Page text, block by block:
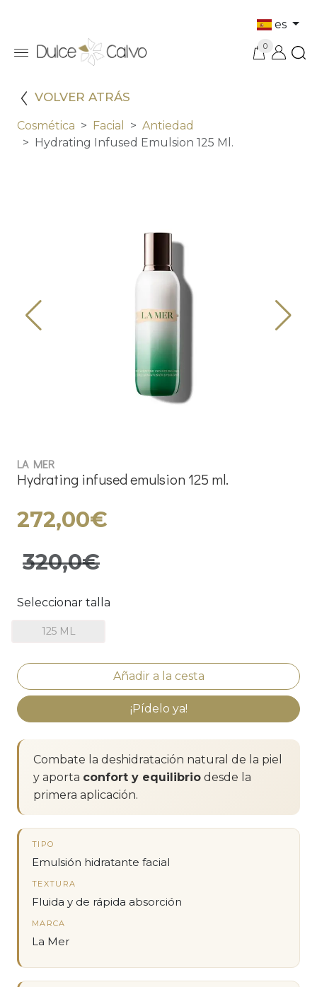
es
0
VOLVER ATRÁS
Cosmética Facial
Antiedad
Hydrating Infused Emulsion 125 Ml.
LA MER
Hydrating infused emulsion 125 ml.
272,00€
320,0€
Seleccionar talla
125 ML
¡Pídelo ya!
Combate la deshidratación natural de la piel
y aporta confort y equilibrio desde la
primera aplicación.
TIPO
Emulsión hidratante facial
TEXTURA
Fluida y de rápida absorción
MARCA
La Mer